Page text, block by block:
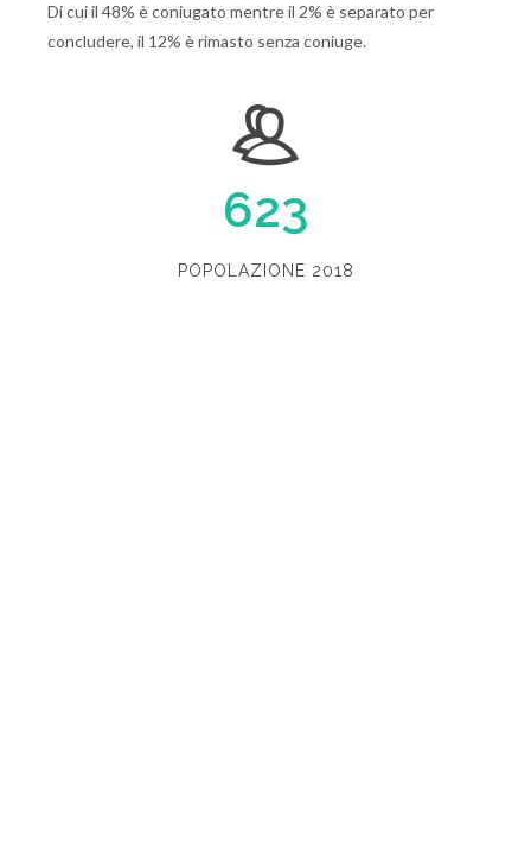
Di cui il 48% è coniugato mentre il 2% è separato per
concludere, il 12% è rimasto senza coniuge.
623
POPOLAZIONE 2018